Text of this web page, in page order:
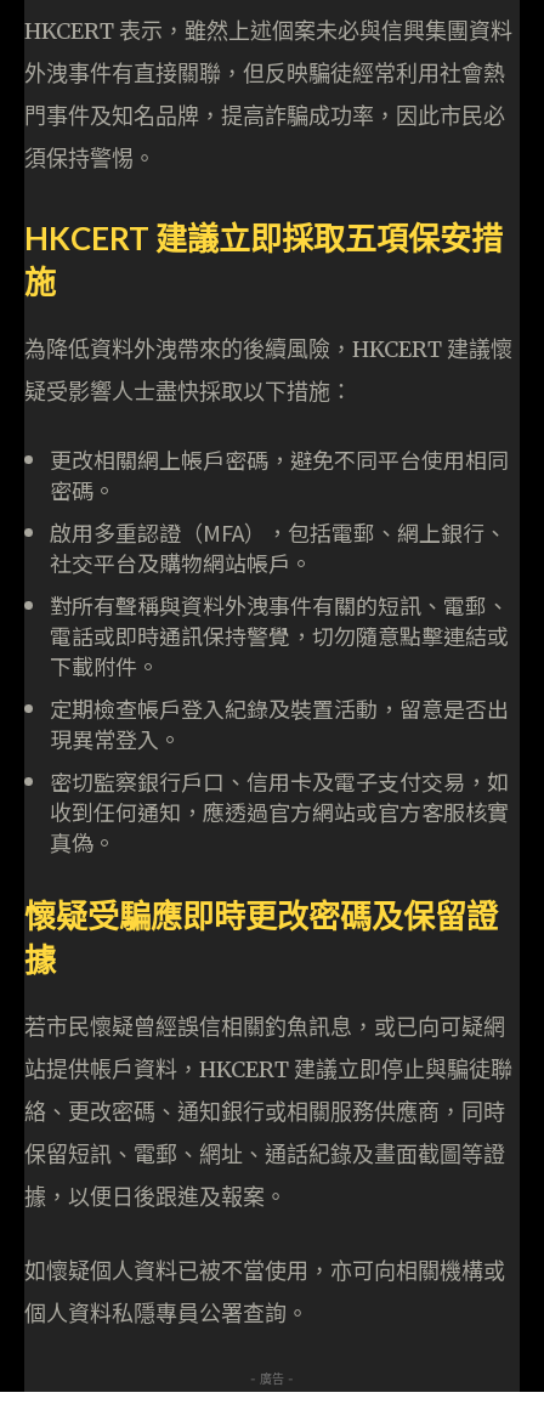
HKCERT 表示，雖然上述個案未必與信興集團資料
外洩事件有直接關聯，但反映騙徒經常利用社會熱
門事件及知名品牌，提高詐騙成功率，因此市民必
須保持警惕。
HKCERT 建議立即採取五項保安措
施
為降低資料外洩帶來的後續風險，HKCERT 建議懷
疑受影響人士盡快採取以下措施：
更改相關網上帳戶密碼，避免不同平台使用相同
密碼。
啟用多重認證（MFA），包括電郵、網上銀行、
社交平台及購物網站帳戶。
對所有聲稱與資料外洩事件有關的短訊、電郵、
電話或即時通訊保持警覺，切勿隨意點擊連結或
下載附件。
定期檢查帳戶登入紀錄及裝置活動，留意是否出
現異常登入。
密切監察銀行戶口、信用卡及電子支付交易，如
收到任何通知，應透過官方網站或官方客服核實
真偽。
懷疑受騙應即時更改密碼及保留證
據
若市民懷疑曾經誤信相關釣魚訊息，或已向可疑網
站提供帳戶資料，HKCERT 建議立即停止與騙徒聯
絡、更改密碼、通知銀行或相關服務供應商，同時
保留短訊、電郵、網址、通話紀錄及畫面截圖等證
據，以便日後跟進及報案。
如懷疑個人資料已被不當使用，亦可向相關機構或
個人資料私隱專員公署查詢。
- 廣告 -